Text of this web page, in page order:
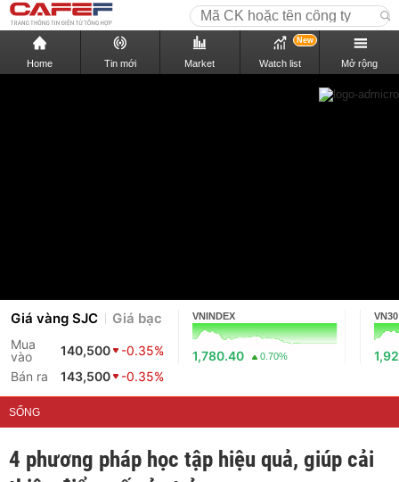
Home Tin mới Market Watch list
New
Mở rộng
Giá vàng SJC Giá bạc
Mua
vào
140,500
-0.35%
Bán ra
143,500 -0.35%
VNINDEX
1,780.40 0.70%
VN30
SỐNG
4 phương pháp học tập hiệu quả, giúp cải